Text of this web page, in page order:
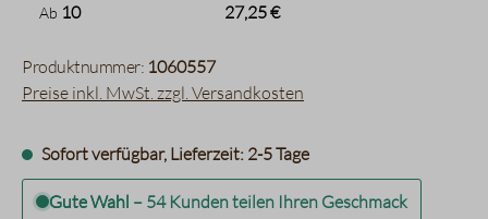
Ab 10 27,25 €
Produktnummer: 1060557
Preise inkl. MwSt. zzgl. Versandkosten
Sofort verfügbar, Lieferzeit: 2-5 Tage
Gute Wahl – 54 Kunden teilen Ihren Geschmack